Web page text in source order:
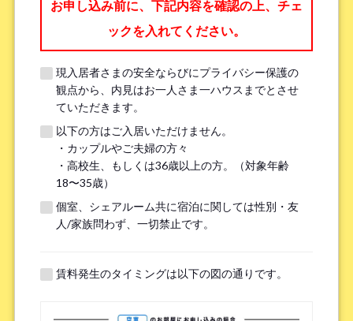
メールアドレス *
※現在、当システムでは Hotmail、Live Mail、Outlook からのメールを
受信できない状況です。確実に返信を受け取るために、Gmail や Yahoo
など別のメールアドレスをご提供いただけますようお願いいたしま
認ください。）
お申し込み前に、下記内容を確認の上、チェ
ックを入れてください。
現入居者さまの安全ならびにプライバシー保護の
観点から、内見はお一人さま一ハウスまでとさせ
ていただきます。
以下の方はご入居いただけません。
・カップルやご夫婦の方々
・高校生、もしくは36歳以上の方。（対象年齢
18〜35歳）
個室、シェアルーム共に宿泊に関しては性別・友
人/家族問わず、一切禁止です。
賃料発生のタイミングは以下の図の通りです。